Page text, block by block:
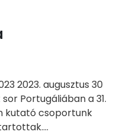
2023. augusztus 30
Portugáliában a 31.
kutató csoportunk